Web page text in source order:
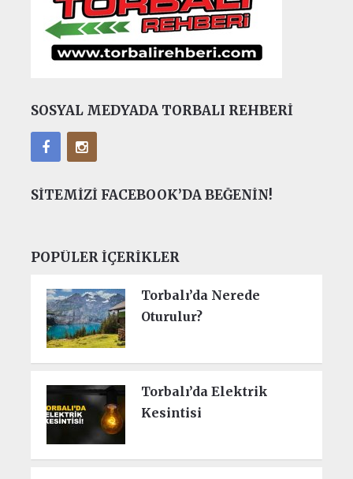
SOSYAL MEDYADA TORBALI REHBERI
SITEMIZI FACEBOOK’DA BEĞENIN!
POPÜLER İÇERIKLER
Torbalı’da Nerede
Oturulur?
Torbalı’da Elektrik
Kesintisi